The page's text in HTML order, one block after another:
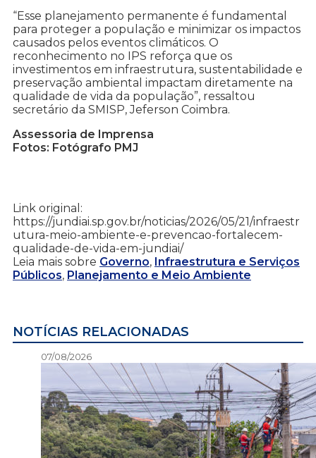
“Esse planejamento permanente é fundamental
para proteger a população e minimizar os impactos
causados pelos eventos climáticos. O
reconhecimento no IPS reforça que os
investimentos em infraestrutura, sustentabilidade e
preservação ambiental impactam diretamente na
qualidade de vida da população”, ressaltou
secretário da SMISP, Jeferson Coimbra.
Assessoria de Imprensa
Fotos: Fotógrafo PMJ
Link original:
https://jundiai.sp.gov.br/noticias/2026/05/21/infraestr
utura-meio-ambiente-e-prevencao-fortalecem-
qualidade-de-vida-em-jundiai/
Leia mais sobre Governo, Infraestrutura e Serviços
Públicos, Planejamento e Meio Ambiente
NOTÍCIAS RELACIONADAS
07/08/2026